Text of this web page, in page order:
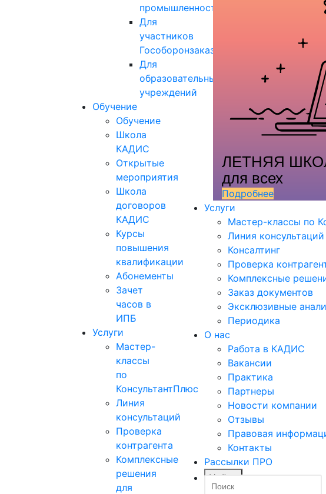
промышленности
Для
участников
Гособоронзаказа
Для
образовательных
учреждений
Обучение
Обучение
Школа
КАДИС
Открытые
мероприятия
Школа
договоров
КАДИС
Курсы
повышения
квалификации
Абонементы
Зачет
часов в
ИПБ
Услуги
Мастер-
классы
по
КонсультантПлюс
Линия
консультаций
Проверка
контрагента
Комплексные
решения
для
ЛЕТНЯЯ
для всех
Подробнее
Услуги
Мастер-классы по
Линия консультаций
Консалтинг
Проверка
Комплексные
Заказ документов
Эксклюзивные
Периодика
О нас
Работа в КАДИС
Вакансии
Практика
Партнеры
Новости компании
Отзывы
Правовая
Контакты
Рассылки ПРО
Найти